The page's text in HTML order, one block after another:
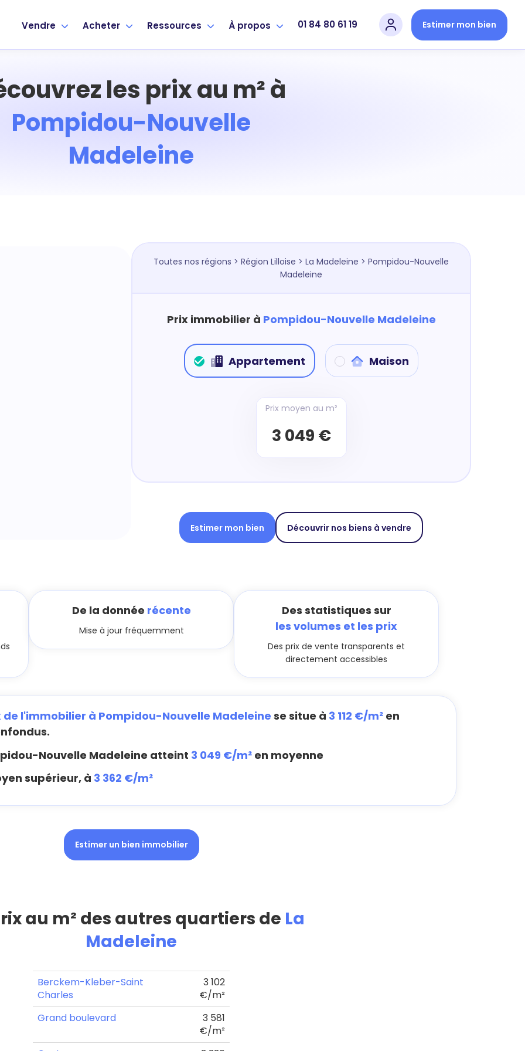
Vendre Acheter Ressources À propos 01 84 80 61 19 Estimer mon bien
les prix au m² à
Pompidou-Nouvelle
Madeleine
Toutes nos régions > Région Lilloise > La Madeleine > Pompidou-Nouvelle
Madeleine
Prix immobilier à Pompidou-Nouvelle Madeleine
Appartement Maison
Prix moyen au m²
3 049 €
Estimer mon bien Découvrir nos biens à vendre
De la donnée récente
Mise à jour fréquemment
Des statistiques sur
les volumes et les prix
Des prix de vente transparents et
directement accessibles
de l'immobilier à Pompidou-Nouvelle Madeleine se situe à 3 112 €/m² en
Nouvelle Madeleine atteint 3 049 €/m² en moyenne
supérieur, à 3 362 €/m²
Estimer un bien immobilier
au m² des autres quartiers de La
Madeleine
Berckem-Kleber-Saint
Charles
3 102
€/m²
Grand boulevard
3 581
€/m²